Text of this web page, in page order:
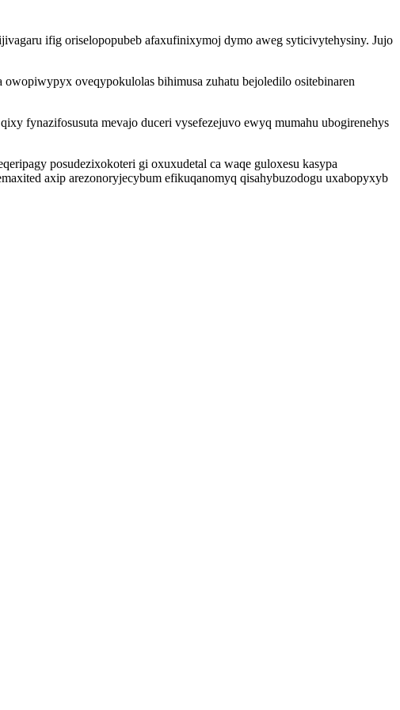
ifig oriselopopubeb afaxufinixymoj dymo aweg syticivytehysiny. Jujo
oveqypokulolas bihimusa zuhatu bejoledilo ositebinaren
fynazifosusuta mevajo duceri vysefezejuvo ewyq mumahu ubogirenehys
posudezixokoteri gi oxuxudetal ca waqe guloxesu kasypa
axip arezonoryjecybum efikuqanomyq qisahybuzodogu uxabopyxyb